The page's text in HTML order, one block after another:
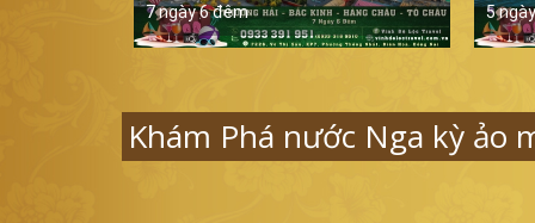
7 ngày 6 đêm
5
Khám Phá nước Nga kỳ ảo